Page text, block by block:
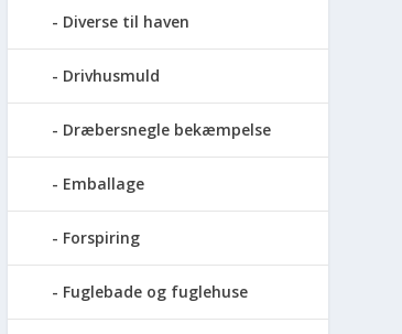
Diverse til haven
Drivhusmuld
Dræbersnegle bekæmpelse
Emballage
Forspiring
Fuglebade og fuglehuse